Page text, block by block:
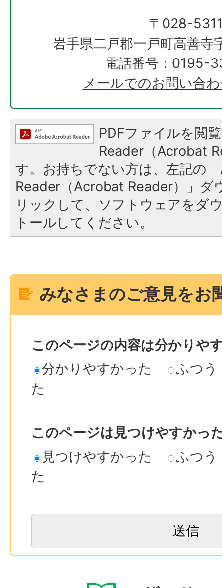
〒028-
岩手県二戸郡一戸町高善寺
電話番号：0195-
メールでのお問い合
PDFファイルを閲
Reader（Acrobat
す。お持ちでない方は、左記の
Reader（Acrobat Reader）」ダ
リックして、ソフトウェアをダ
トールしてください。
みなさまのご意見をお
このページの内容は分かりや
分かりやすかった
ふつう
た
このページは見つけやすかっ
見つけやすかった
ふつう
た